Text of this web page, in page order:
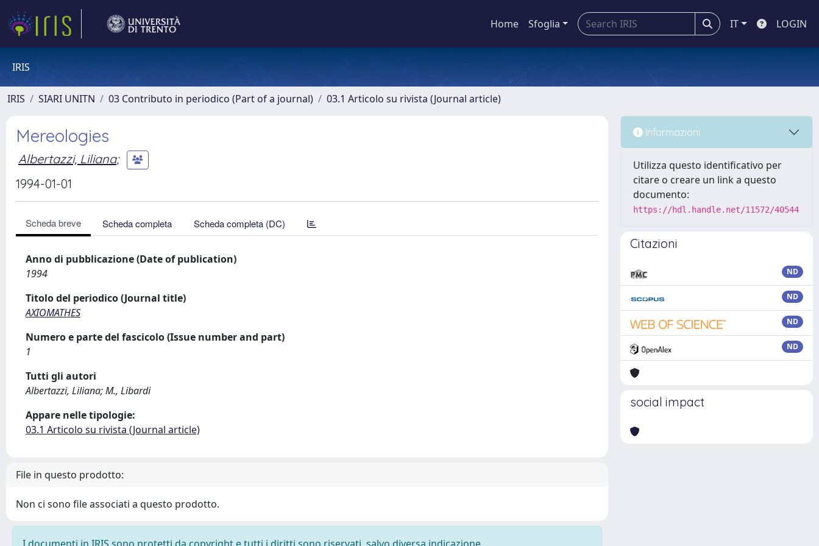
Home Sfoglia IT LOGIN
IRIS
IRIS SIARI UNITN 03 Contributo in periodico (Part of a journal) 03.1 Articolo su rivista (Journal article)
Mereologies
Albertazzi, Liliana;
1994-01-01
Scheda breve Scheda completa Scheda completa (DC)
Anno di pubblicazione (Date of publication)
1994
Titolo del periodico (Journal title)
AXIOMATHES
Numero e parte del fascicolo (Issue number and part)
1
Tutti gli autori
Albertazzi, Liliana; M., Libardi
Appare nelle tipologie:
03.1 Articolo su rivista (Journal article)
File in questo prodotto:
Non ci sono file associati a questo prodotto.
Informazioni
Utilizza questo identificativo per
citare o creare un link a questo
documento:
https://hdl.handle.net/11572/40544
Citazioni
ND
ND
ND
ND
social impact